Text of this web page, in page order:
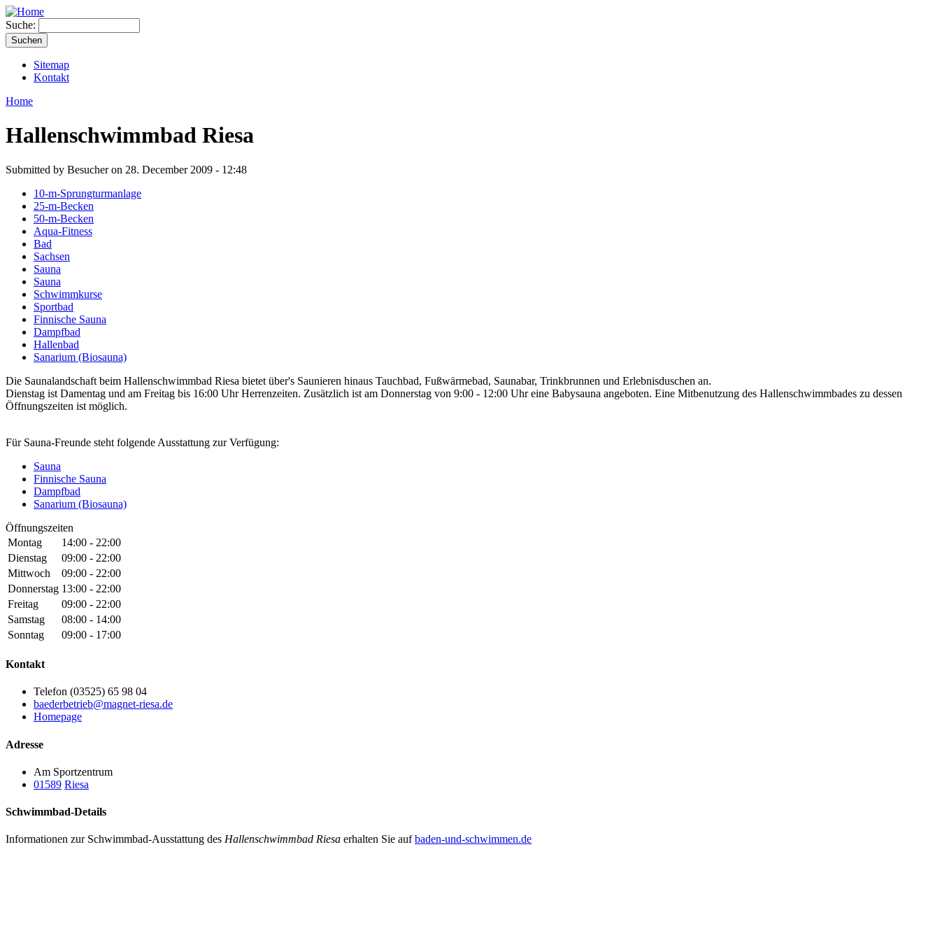
Suche:
Sitemap
Kontakt
Home
Hallenschwimmbad Riesa
Submitted by Besucher on 28. December 2009 - 12:48
10-m-Sprungturmanlage
25-m-Becken
50-m-Becken
Aqua-Fitness
Bad
Sachsen
Sauna
Sauna
Schwimmkurse
Sportbad
Finnische Sauna
Dampfbad
Hallenbad
Sanarium (Biosauna)
Die Saunalandschaft beim Hallenschwimmbad Riesa bietet über's Saunieren hinaus Tauchbad, Fußwärmebad, Saunabar, Trinkbrunnen und Erlebnisduschen an.
Dienstag ist Damentag und am Freitag bis 16:00 Uhr Herrenzeiten. Zusätzlich ist am Donnerstag von 9:00 - 12:00 Uhr eine Babysauna angeboten. Eine Mitbenutzung des Hallenschwimmbades zu dessen
Öffnungszeiten ist möglich.
Für Sauna-Freunde steht folgende Ausstattung zur Verfügung:
Sauna
Finnische Sauna
Dampfbad
Sanarium (Biosauna)
Öffnungszeiten
Montag
14:00 - 22:00
Dienstag
09:00 - 22:00
Mittwoch
09:00 - 22:00
Donnerstag 13:00 - 22:00
Freitag
09:00 - 22:00
Samstag
08:00 - 14:00
Sonntag
09:00 - 17:00
Kontakt
Telefon (03525) 65 98 04
baederbetrieb@magnet-riesa.de
Homepage
Adresse
Am Sportzentrum
01589 Riesa
Schwimmbad-Details
Informationen zur Schwimmbad-Ausstattung des Hallenschwimmbad Riesa erhalten Sie aufbaden-und-schwimmen.de